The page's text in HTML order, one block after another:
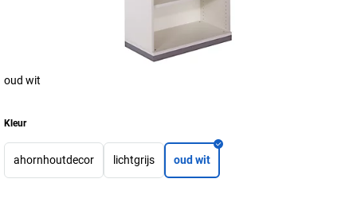
oud wit
Kleur
ahornhoutdecor lichtgrijs oud wit